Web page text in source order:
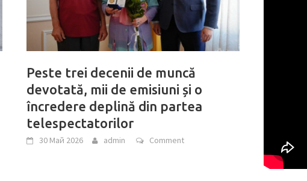
Peste trei decenii de muncă
devotată, mii de emisiuni și o
încredere deplină din partea
telespectatorilor
30 Май 2026 admin Comment